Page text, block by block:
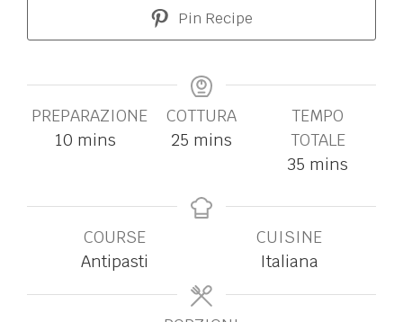
Pin Recipe
PREPARAZIONE
10 mins
COTTURA
25 mins
TEMPO
TOTALE
35 mins
COURSE
Antipasti
CUISINE
Italiana